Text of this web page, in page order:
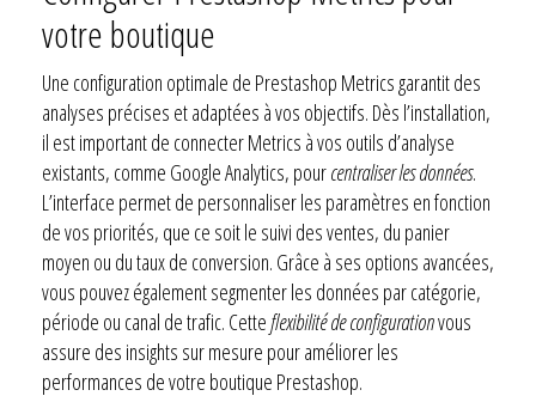
votre boutique
Une configuration optimale de Prestashop Metrics garantit des
analyses précises et adaptées à vos objectifs. Dès l’installation,
il est important de connecter Metrics à vos outils d’analyse
existants, comme Google Analytics, pourcentraliser les données.
L’interface permet de personnaliser les paramètres en fonction
de vos priorités, que ce soit le suivi des ventes, du panier
moyen ou du taux de conversion. Grâce à ses options avancées,
vous pouvez également segmenter les données par catégorie,
période ou canal de trafic. Cetteflexibilité de configurationvous
assure des insights sur mesure pour améliorer les
performances de votre boutique Prestashop.